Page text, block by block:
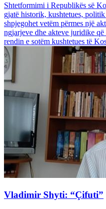
Shtetformimi i Republikës së
gjatë historik, kushtetues,
shpjegohet vetëm përmes një
ngjarjeve dhe akteve juridike
rendin e sotëm kushtetues të
Vladimir Shyti: “Çifuti”